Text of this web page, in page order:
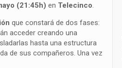
(21:45h) en Telecinco
que constará de dos fases:
acceder creando una
hasta una estructura
de sus compañeros. Una vez